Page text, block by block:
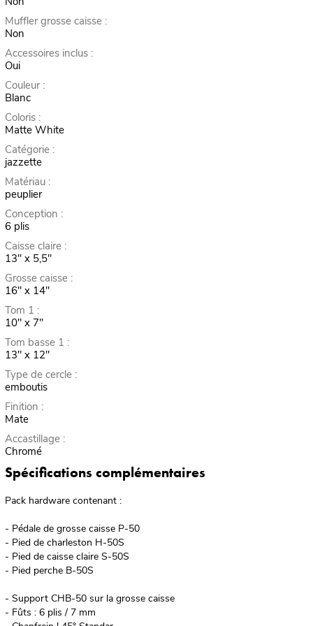
Muffler grosse caisse :
Non
Accessoires inclus :
Oui
Couleur :
Blanc
Coloris :
Matte White
Catégorie :
jazzette
Matériau :
peuplier
Conception :
6 plis
Caisse claire :
13" x 5,5"
Grosse caisse :
16" x 14"
Tom 1 :
10" x 7"
Tom basse 1 :
13" x 12"
Type de cercle :
emboutis
Finition :
Mate
Accastillage :
Chromé
Spécifications complémentaires
Pack hardware contenant :
- Pédale de grosse caisse P-50
- Pied de charleston H-50S
- Pied de caisse claire S-50S
- Pied perche B-50S
- Support CHB-50 sur la grosse caisse
- Fûts : 6 plis / 7 mm